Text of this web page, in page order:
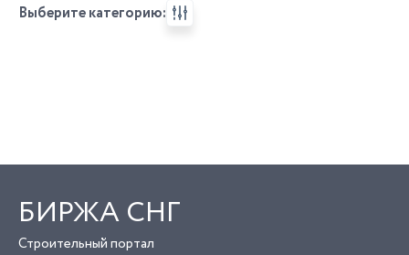
Выберите категорию:
БИРЖА СНГ
Строительный портал